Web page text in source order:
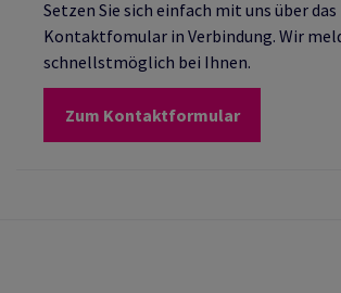
Setzen Sie sich einfach mit uns über das
Kontaktfomular in Verbindung. Wir
schnellstmöglich bei Ihnen.
Zum Kontaktformular